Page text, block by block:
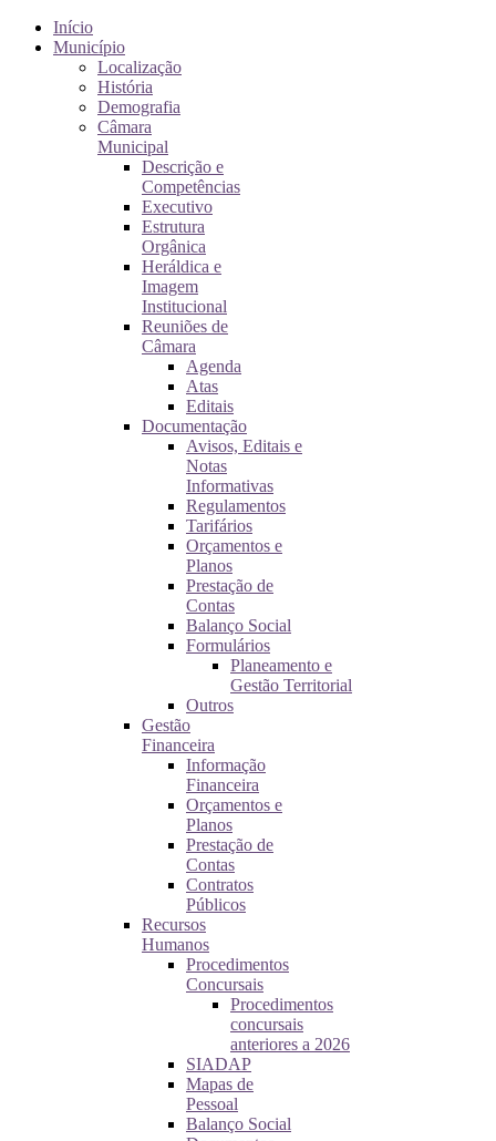
Início
Município
Localização
História
Demografia
Câmara
Municipal
Descrição e
Competências
Executivo
Estrutura
Orgânica
Heráldica e
Imagem
Institucional
Reuniões de
Câmara
Agenda
Atas
Editais
Documentação
Avisos, Editais e
Notas
Informativas
Regulamentos
Tarifários
Orçamentos e
Planos
Prestação de
Contas
Balanço Social
Formulários
Planeamento e
Gestão Territorial
Outros
Gestão
Financeira
Informação
Financeira
Orçamentos e
Planos
Prestação de
Contas
Contratos
Públicos
Recursos
Humanos
Procedimentos
Concursais
Procedimentos
concursais
anteriores a 2026
SIADAP
Mapas de
Pessoal
Balanço Social